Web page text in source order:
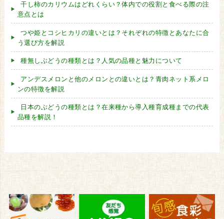
干し柿のカリウムはどれくらい？体内での役割と食べる際の注
意点とは
つや姫とコシヒカリの違いとは？それぞれの特徴とあなたに合
う選び方を解説
種無しぶどうの種類とは？人気の品種と魅力について
アンデスメロンと他のメロンとの違いとは？青肉ネット系メロ
ンの特徴を解説
日本のぶどうの種類とは？在来種から導入種育成種までの代表
品種を解説！